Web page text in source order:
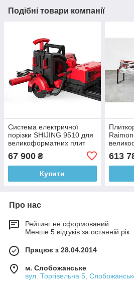
Подібні товари компанії
Система електричної
порізки SHIJING 9510 для
великоформатних плит
АВТОМАТИКОЮ (S9510)
67 900 ₴
Купити
613
Про нас
Рейтинг не сформований
Менше 5 відгуків за останній рік
Працює з 28.04.2014
м. Слобожанське
вул. Торгівельна 5,